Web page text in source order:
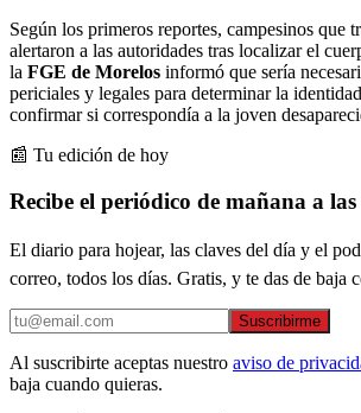
Según los primeros reportes, campesinos que
alertaron a las autoridades tras localizar el
la FGE de Morelos informó que sería
periciales y legales para determinar la
confirmar si correspondía a la joven
📰 Tu edición de hoy
Recibe el periódico de mañana a
El diario para hojear, las claves del día y el
correo, todos los días. Gratis, y te das de baja
Suscribirme
Al suscribirte aceptas nuestro aviso de
baja cuando quieras.